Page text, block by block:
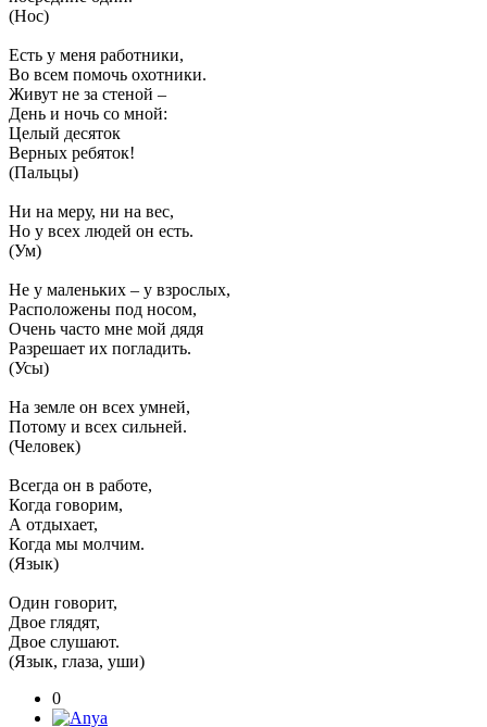
(Нос)
Есть у меня работники,
Во всем помочь охотники.
Живут не за стеной –
День и ночь со мной:
Целый десяток
Верных ребяток!
(Пальцы)
Ни на меру, ни на вес,
Но у всех людей он есть.
(Ум)
Не у маленьких – у взрослых,
Расположены под носом,
Очень часто мне мой дядя
Разрешает их погладить.
(Усы)
На земле он всех умней,
Потому и всех сильней.
(Человек)
Всегда он в работе,
Когда говорим,
А отдыхает,
Когда мы молчим.
(Язык)
Один говорит,
Двое глядят,
Двое слушают.
(Язык, глаза, уши)
0